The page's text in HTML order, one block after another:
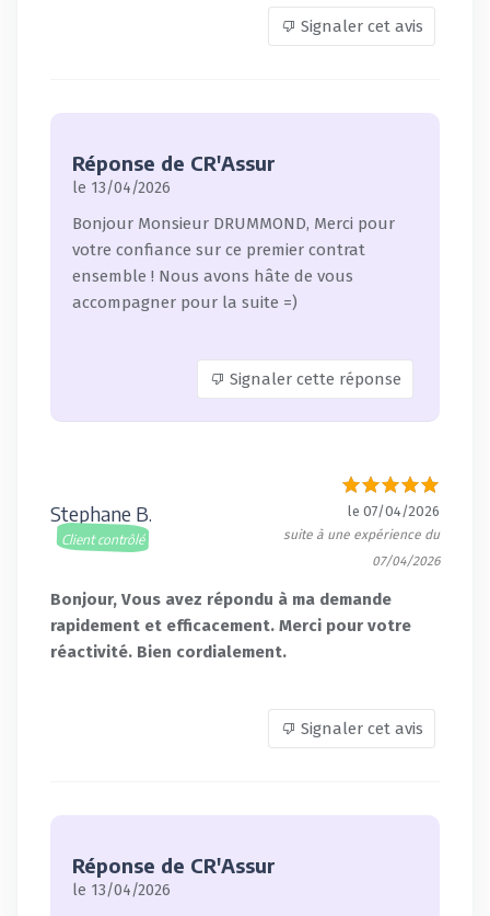
Signaler cet avis
Réponse de CR'Assur
le 13/04/2026
Bonjour Monsieur DRUMMOND, Merci pour
votre confiance sur ce premier contrat
ensemble ! Nous avons hâte de vous
accompagner pour la suite =)
Signaler cette réponse
Stephane B.
Client contrôlé
le 07/04/2026
suite à une expérience du
07/04/2026
Bonjour, Vous avez répondu à ma demande
rapidement et efficacement. Merci pour votre
réactivité. Bien cordialement.
Signaler cet avis
Réponse de CR'Assur
le 13/04/2026